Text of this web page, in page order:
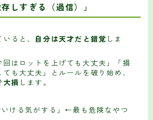
しすぎる（過信）」
ると、 自分は天才だと錯覚 しま
回はロットを上げても大丈夫」「損
も大丈夫」とルールを破り始め、
大損 します。
いける気がする」←最も危険なやつ